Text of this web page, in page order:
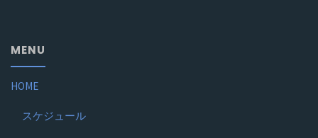
MENU
HOME
スケジュール